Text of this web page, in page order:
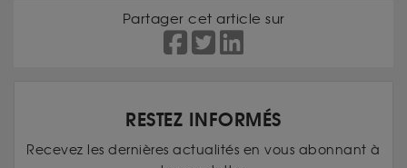
Partager cet article sur
RESTEZ INFORMÉS
Recevez les dernières actualités en vous abonnant à